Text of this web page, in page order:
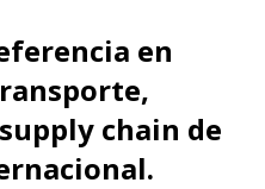
en
chain de